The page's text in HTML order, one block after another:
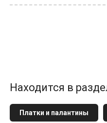
Находится в
Платки и палантины